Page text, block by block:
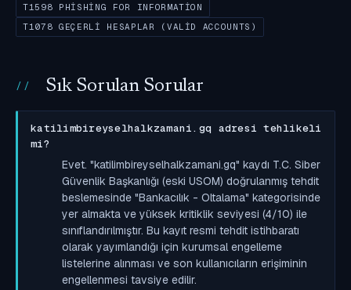
T1598 PHISHING FOR INFORMATION
T1078 GEÇERLI HESAPLAR (VALID ACCOUNTS)
Sık Sorulan Sorular
katilimbireyselhalkzamani.gq adresi tehlikeli
mi?
Evet. "katilimbireyselhalkzamani.gq" kaydı T.C. Siber
Güvenlik Başkanlığı (eski USOM) doğrulanmış tehdit
beslemesinde "Bankacılık - Oltalama" kategorisinde
yer almakta ve yüksek kritiklik seviyesi (4/10) ile
sınıflandırılmıştır. Bu kayıt resmi tehdit istihbaratı
olarak yayımlandığı için kurumsal engelleme
listelerine alınması ve son kullanıcıların erişiminin
engellenmesi tavsiye edilir.